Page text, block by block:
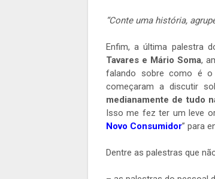
“Conte uma história,
Enfim, a última palestra
Tavares e Mário Soma,
falando sobre como é o
começaram a discutir
medianamente de tudo
Isso me fez ter um leve
Novo Consumidor” para
Dentre as palestras que